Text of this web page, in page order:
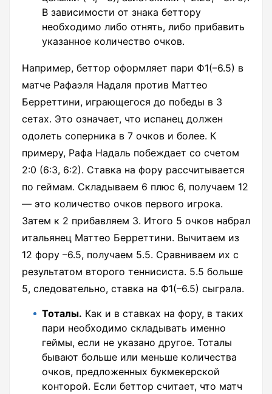
В зависимости от знака беттору
необходимо либо отнять, либо прибавить
указанное количество очков.
Например, беттор оформляет пари Ф1(–6.5) в
матче Рафаэля Надаля против Маттео
Берреттини, играющегося до победы в 3
сетах. Это означает, что испанец должен
одолеть соперника в 7 очков и более. К
примеру, Рафа Надаль побеждает со счетом
2:0 (6:3, 6:2). Ставка на фору рассчитывается
по геймам. Складываем 6 плюс 6, получаем 12
— это количество очков первого игрока.
Затем к 2 прибавляем 3. Итого 5 очков набрал
итальянец Маттео Берреттини. Вычитаем из
12 фору –6.5, получаем 5.5. Сравниваем их с
результатом второго теннисиста. 5.5 больше
5, следовательно, ставка на Ф1(–6.5) сыграла.
Тоталы. Как и в ставках на фору, в таких
пари необходимо складывать именно
геймы, если не указано другое. Тоталы
бывают больше или меньше количества
очков, предложенных букмекерской
конторой. Если беттор считает, что матч